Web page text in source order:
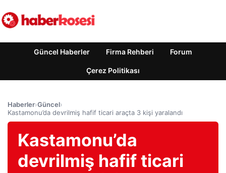
Güncel Haberler Firma Rehberi Forum
Çerez Politikası
Haberler›Güncel›
Kastamonu’da devrilmiş hafif ticari araçta 3 kişi yaralandı
Kastamonu’da
devrilmiş hafif ticari